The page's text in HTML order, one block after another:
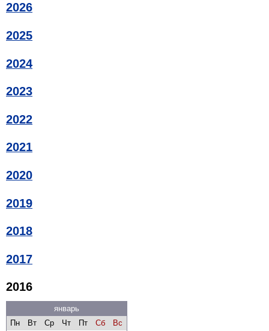
2026
2025
2024
2023
2022
2021
2020
2019
2018
2017
2016
январь
Пн
Вт Ср Чт Пт Сб
Вс